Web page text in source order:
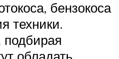
бензокоса
техники.
подбирая
обладать